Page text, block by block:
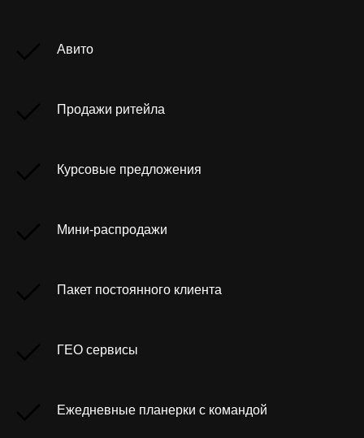
Авито
Продажи ритейла
Курсовые предложения
Мини-распродажи
Пакет постоянного клиента
ГЕО сервисы
Ежедневные планерки с командой